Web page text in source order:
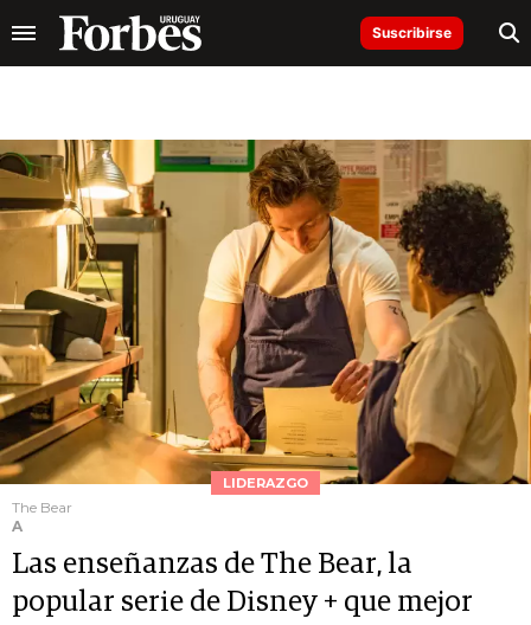
Suscribirse
LIDERAZGO
The Bear
A
Las enseñanzas de The Bear, la
popular serie de Disney + que mejor